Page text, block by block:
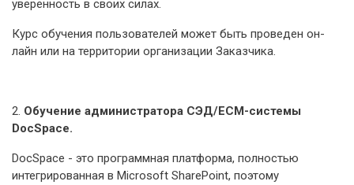
уверенность в своих силах.
Курс обучения пользователей может быть проведен он-
лайн или на территории организации Заказчика.
2. Обучение администратора СЭД/ECM-системы
DocSpace.
DocSpace - это программная платформа, полностью
интегрированная в Microsoft SharePoint, поэтому